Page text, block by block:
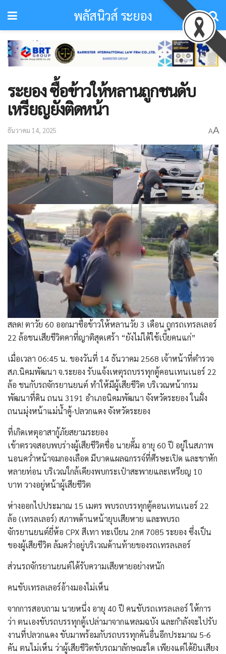
พลัสนิวส์ ระยอง
ระยอง ซื้อข้าวให้หลานถูกชนดับ
เหรียญยังติดหน้า
ธันวาคม 14, 2025 AA
สลด! ตาวัย 60 ออกมาซื้อข้าวให้หลานวัย 3 เดือน ถูกรถเทรลเลอร์
22 ล้อชนเสียชีวิตคาที่ญาติสุดเศร้า “ยังไม่ได้ใช้เบี้ยคนแก่”
​เมื่อเวลา 06:45 น. ของวันที่ 14 ธันวาคม 2568 เจ้าหน้าที่ตำรวจ
สภ.นิคมพัฒนา จ.ระยอง รับแจ้งเหตุรถบรรทุกตู้คอนเทนเนอร์ 22
ล้อ ชนกับรถจักรยานยนต์ ทำให้มีผู้เสียชีวิต บริเวณหน้ากรม
พัฒนาที่ดิน ถนน 3191 อำเภอนิคมพัฒนา จังหวัดระยอง ในฝั่ง
ถนนมุ่งหน้าแม่น้ำคู้-ปลวกแดง จังหวัดระยอง
​ที่เกิดเหตุอาสากู้ภัยสยามระยอง
เข้าตรวจสอบพบร่างผู้เสียชีวิตชื่อ นายคึ้ม อายุ 60 ปี อยู่ในสภาพ
นอนคว่ำหน้าจมกองเลือด มีบาดแผลฉกรรจ์ที่ศีรษะเปิด และขาหัก
หลายท่อน บริเวณใกล้เคียงพบกระเป๋าสะพายและเหรียญ 10
บาท วางอยู่หน้าผู้เสียชีวิต
​ห่างออกไปประมาณ 15 เมตร พบรถบรรทุกตู้คอนเทนเนอร์ 22
ล้อ (เทรลเลอร์) สภาพด้านหน้ายุบเสียหาย และพบรถ
จักรยานยนต์ยี่ห้อ CPX สีเทา ทะเบียน 2กศ 7085 ระยอง ซึ่งเป็น
ของผู้เสียชีวิต ล้มคว่ำอยู่บริเวณด้านท้ายของรถเทรลเลอร์
ส่วนรถจักรยานยนต์ได้รับความเสียหายอย่างหนัก
​คนขับเทรลเลอร์อ้างมองไม่เห็น
​จากการสอบถาม นายหนึ่ง อายุ 40 ปี คนขับรถเทรลเลอร์ ให้การ
ว่า ตนเองขับรถบรรทุกตู้เปล่ามาจากแหลมฉบัง และกำลังจะไปรับ
งานที่ปลวกแดง ขับมาพร้อมกับรถบรรทุกคันอื่นอีกประมาณ 5-6
คัน ตนไม่เห็น ว่าผู้เสียชีวิตขับรถมาลักษณะใด เพียงแต่ได้ยินเสียง